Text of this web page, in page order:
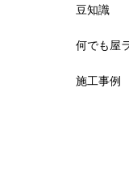
豆知識
何でも屋
施工事例